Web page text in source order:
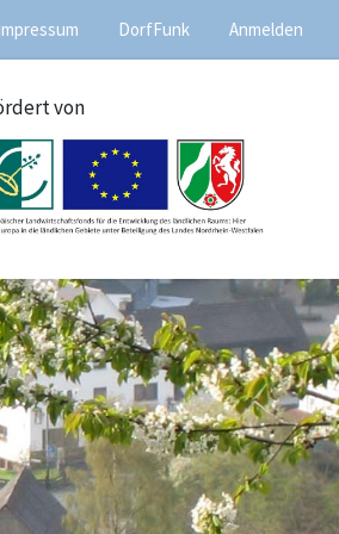
Impressum DorfFunk Anmelden
von